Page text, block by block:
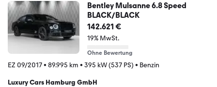
Bentley Mulsanne 6.8 Speed
BLACK/BLACK
142.621 €
19% MwSt.
Ohne Bewertung
EZ 09/2017• 89.995 km • 395 kW (537 PS) • Benzin
Luxury Cars Hamburg GmbH